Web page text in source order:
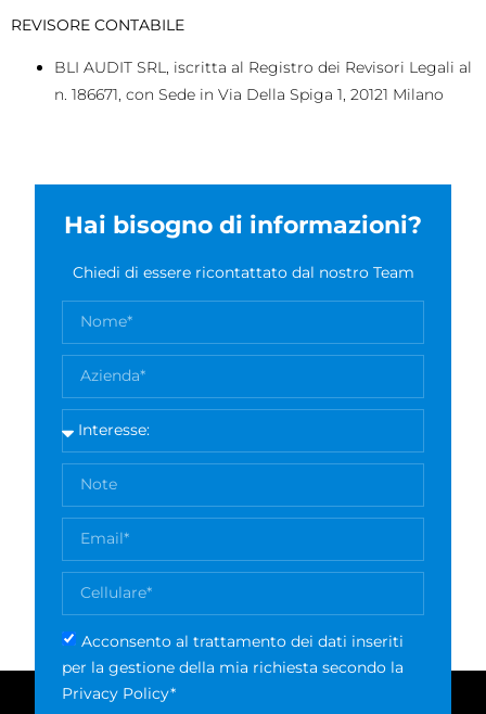
REVISORE CONTABILE
BLI AUDIT SRL, iscritta al Registro dei Revisori Legali al
n. 186671, con Sede in Via Della Spiga 1, 20121 Milano
Hai bisogno di informazioni?
Chiedi di essere ricontattato dal nostro Team
Acconsento al trattamento dei dati inseriti
per la gestione della mia richiesta secondo la
Privacy Policy*